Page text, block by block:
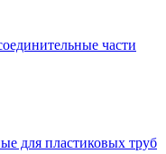
части
для пластиковых труб